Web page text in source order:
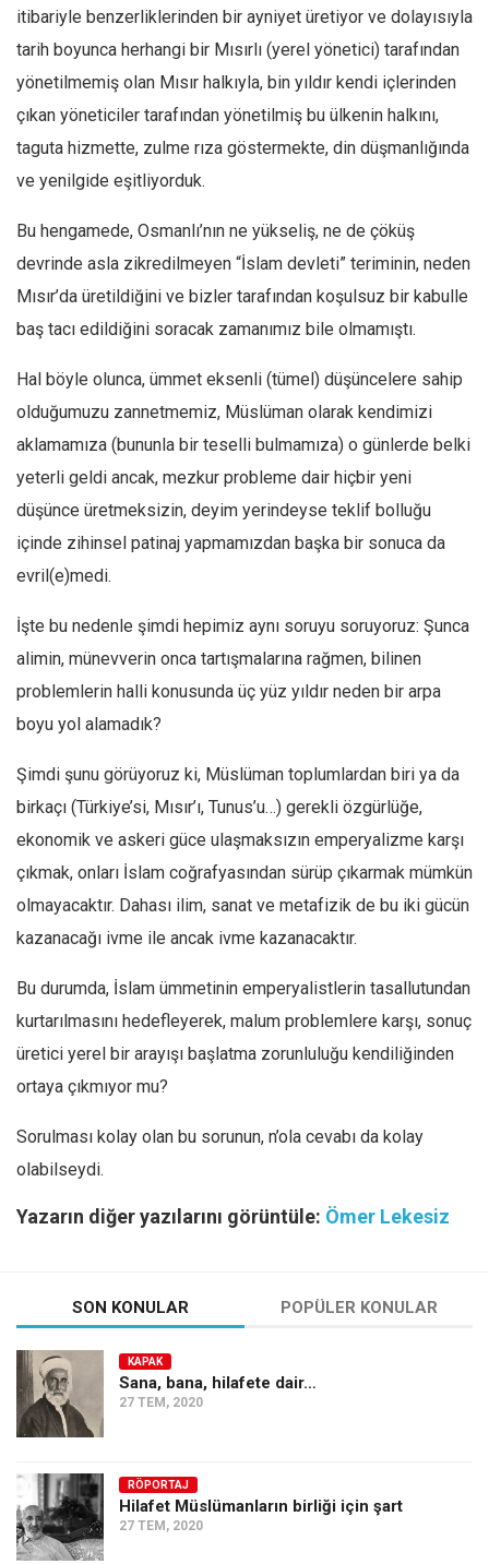
itibariyle benzerliklerinden bir ayniyet üretiyor ve dolayısıyla
tarih boyunca herhangi bir Mısırlı (yerel yönetici) tarafından
yönetilmemiş olan Mısır halkıyla, bin yıldır kendi içlerinden
çıkan yöneticiler tarafından yönetilmiş bu ülkenin halkını,
taguta hizmette, zulme rıza göstermekte, din düşmanlığında
ve yenilgide eşitliyorduk.
Bu hengamede, Osmanlı’nın ne yükseliş, ne de çöküş
devrinde asla zikredilmeyen “İslam devleti” teriminin, neden
Mısır’da üretildiğini ve bizler tarafından koşulsuz bir kabulle
baş tacı edildiğini soracak zamanımız bile olmamıştı.
Hal böyle olunca, ümmet eksenli (tümel) düşüncelere sahip
olduğumuzu zannetmemiz, Müslüman olarak kendimizi
aklamamıza (bununla bir teselli bulmamıza) o günlerde belki
yeterli geldi ancak, mezkur probleme dair hiçbir yeni
düşünce üretmeksizin, deyim yerindeyse teklif bolluğu
içinde zihinsel patinaj yapmamızdan başka bir sonuca da
evril(e)medi.
İşte bu nedenle şimdi hepimiz aynı soruyu soruyoruz: Şunca
alimin, münevverin onca tartışmalarına rağmen, bilinen
problemlerin halli konusunda üç yüz yıldır neden bir arpa
boyu yol alamadık?
Şimdi şunu görüyoruz ki, Müslüman toplumlardan biri ya da
birkaçı (Türkiye’si, Mısır’ı, Tunus’u…) gerekli özgürlüğe,
ekonomik ve askeri güce ulaşmaksızın emperyalizme karşı
çıkmak, onları İslam coğrafyasından sürüp çıkarmak mümkün
olmayacaktır. Dahası ilim, sanat ve metafizik de bu iki gücün
kazanacağı ivme ile ancak ivme kazanacaktır.
Bu durumda, İslam ümmetinin emperyalistlerin tasallutundan
kurtarılmasını hedefleyerek, malum problemlere karşı, sonuç
üretici yerel bir arayışı başlatma zorunluluğu kendiliğinden
ortaya çıkmıyor mu?
Sorulması kolay olan bu sorunun, n’ola cevabı da kolay
olabilseydi.
Yazarın diğer yazılarını görüntüle: Ömer Lekesiz
SON KONULAR POPÜLER KONULAR
KAPAK
Sana, bana, hilafete dair…
27 TEM, 2020
RÖPORTAJ
Hilafet Müslümanların birliği için şart
27 TEM, 2020